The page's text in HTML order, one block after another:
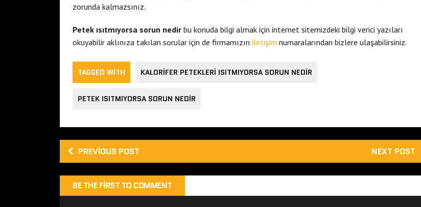
zorunda kalmazsınız.
Petek ısıtmıyorsa sorun nedir bu konuda bilgi almak için internet sitemizdeki bilgi verici yazıları
okuyabilir aklınıza takılan sorular için de firmamızın iletişim numaralarından bizlere ulaşabilirsiniz.
TAGGED WITH KALORIFER PETEKLERI ISITMIYORSA SORUN NEDIR
PETEK ISITMIYORSA SORUN NEDIR
PREVIOUS POST NEXT POST
BE THE FIRST TO COMMENT